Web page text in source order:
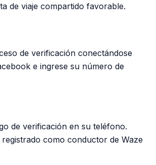
de viaje compartido favorable.
de verificación conectándose
e ingrese su número de
de verificación en su teléfono.
como conductor de Waze